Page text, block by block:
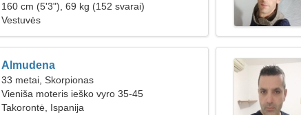
160 cm (5'3"), 69 kg (152 svarai)
Vestuvės
Almudena
33 metai, Skorpionas
Vieniša moteris ieško vyro 35-45
Takorontė, Ispanija